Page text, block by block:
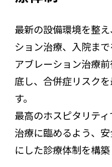
最新の設備環境を整
ション治療、入院まで
アブレーション治療
底し、合併症リスク
す。
最高のホスピタリテ
治療に臨めるよう、
にした診療体制を構築